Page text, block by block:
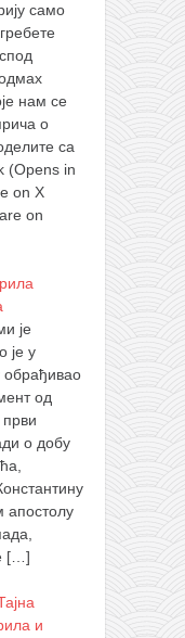
само
нам се
о
са
(Opens in
on X
on
је
је у
од
о добу
[…]
и